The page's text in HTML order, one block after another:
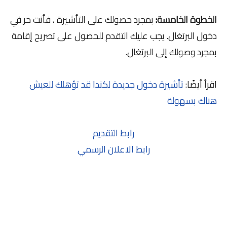
الخطوة الخامسة:بمجرد حصولك على التأشيرة ، فأنت حر في
دخول البرتغال. يجب عليك التقدم للحصول على تصريح إقامة
بمجرد وصولك إلى البرتغال.
اقرأ أيضًا:تأشيرة دخول جديدة لكندا قد تؤهلك للعيش
هناك بسهولة
رابط التقديم
رابط الاعلان الرسمي